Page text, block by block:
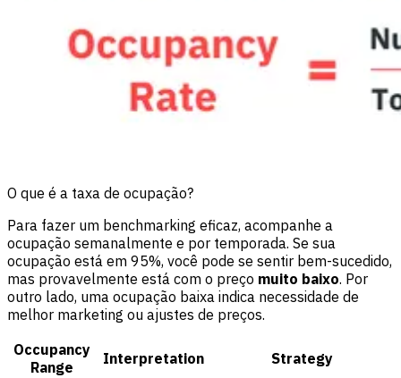
O que é a taxa de ocupação?
Para fazer um benchmarking eficaz, acompanhe a
ocupação semanalmente e por temporada. Se sua
ocupação está em 95%, você pode se sentir bem-sucedido,
mas provavelmente está com o preço muito baixo. Por
outro lado, uma ocupação baixa indica necessidade de
melhor marketing ou ajustes de preços.
Occupancy
Range
Interpretation Strategy